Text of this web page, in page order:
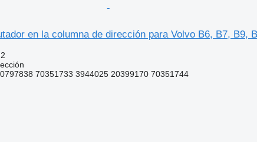
en la columna de dirección para Volvo B6, B7, B9,
70351733 3944025 20399170 70351744